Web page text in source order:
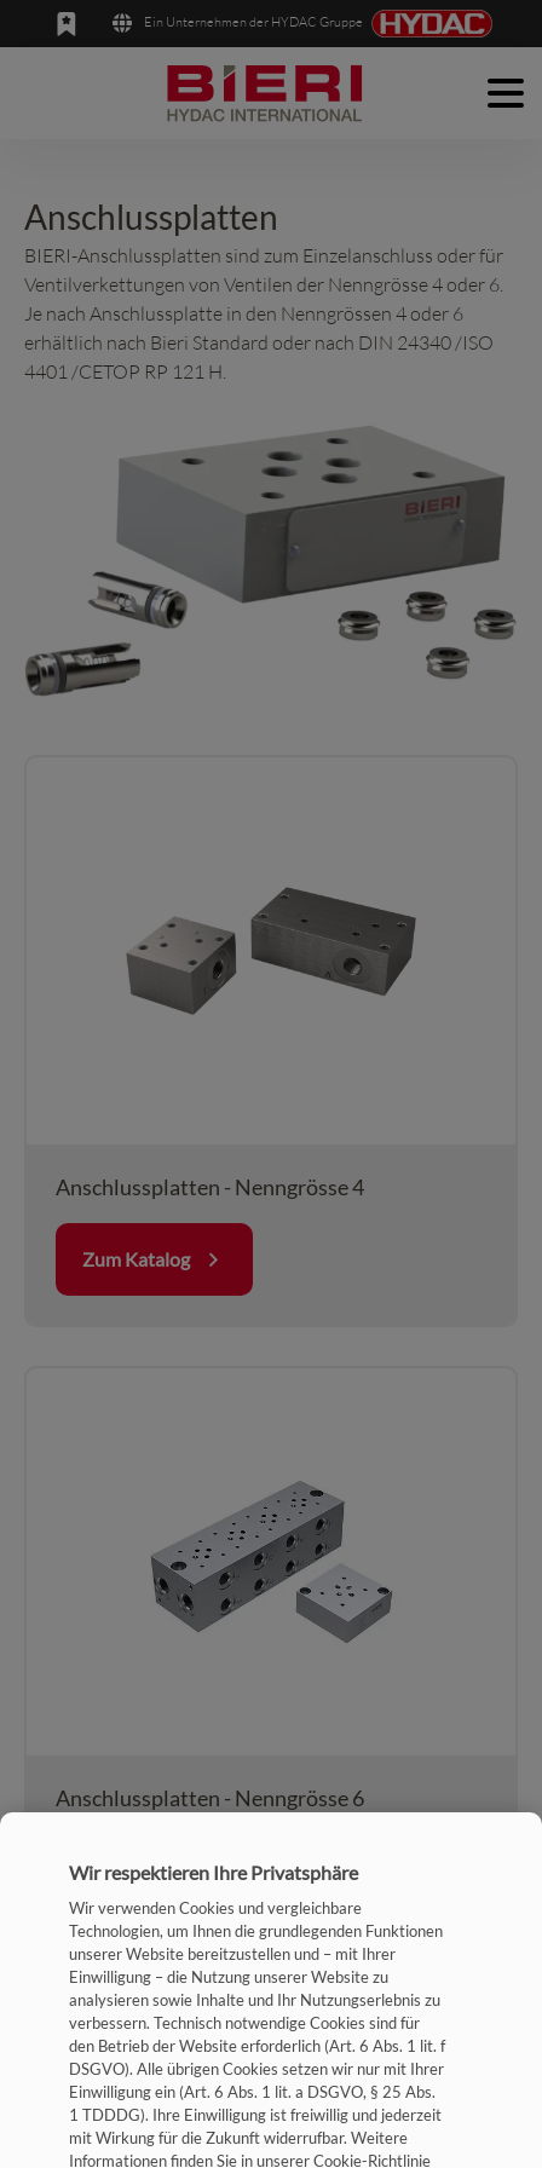
Deutsch
Ein Unternehmen der HYDAC Gruppe
Anwendungen
Unternehmen
News
Kontakt
Anschlussplatten
BIERI-Anschlussplatten sind zum Einzelanschluss oder für
Ventilverkettungen von Ventilen der Nenngrösse 4 oder 6.
Je nach Anschlussplatte in den Nenngrössen 4 oder 6
erhältlich nach Bieri Standard oder nach DIN 24340 /ISO
4401 /CETOP RP 121 H.
Anschlussplatten - Nenngrösse 4
Zum Katalog
Anschlussplatten - Nenngrösse 6
Zum Katalog
Impressum
Datenschutz
Allgemeine Geschäftsbedingungen
Cookie-Einstellungen
Wir respektieren Ihre Privatsphäre
Wir verwenden Cookies und vergleichbare
Technologien, um Ihnen die grundlegenden Funktionen
unserer Website bereitzustellen und – mit Ihrer
Einwilligung – die Nutzung unserer Website zu
analysieren sowie Inhalte und Ihr Nutzungserlebnis zu
verbessern. Technisch notwendige Cookies sind für
den Betrieb der Website erforderlich (Art. 6 Abs. 1 lit. f
DSGVO). Alle übrigen Cookies setzen wir nur mit Ihrer
Einwilligung ein (Art. 6 Abs. 1 lit. a DSGVO, § 25 Abs.
1 TDDDG). Ihre Einwilligung ist freiwillig und jederzeit
mit Wirkung für die Zukunft widerrufbar. Weitere
Informationen finden Sie in unserer Cookie-Richtlinie